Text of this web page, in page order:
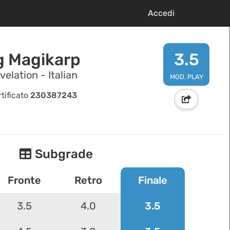
Accedi
Magikarp
- Italian
230387243
3.5
MOD. PLAY
Subgrade
Fronte Retro Finale
3.5 4.0 3.5